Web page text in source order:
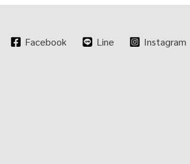
Facebook Line Instagram